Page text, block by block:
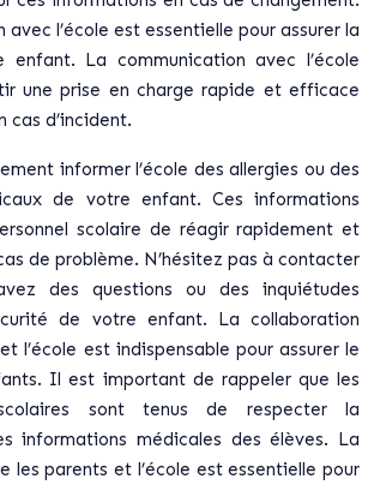
l’école est essentielle pour assurer la
enfant. La communication avec l’école
une prise en charge rapide et efficace
cas d’incident.
informer l’école des allergies ou des
de votre enfant. Ces informations
scolaire de réagir rapidement et
de problème. N’hésitez pas à contacter
des questions ou des inquiétudes
de votre enfant. La collaboration
l’école est indispensable pour assurer le
Il est important de rappeler que les
sont tenus de respecter la
informations médicales des élèves. La
les parents et l’école est essentielle pour